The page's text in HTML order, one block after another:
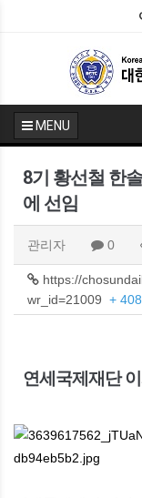
MENU
8기 황선철 한
에 선임
관리자 0
https://
wr_id=21009 + 408
연세국제재단